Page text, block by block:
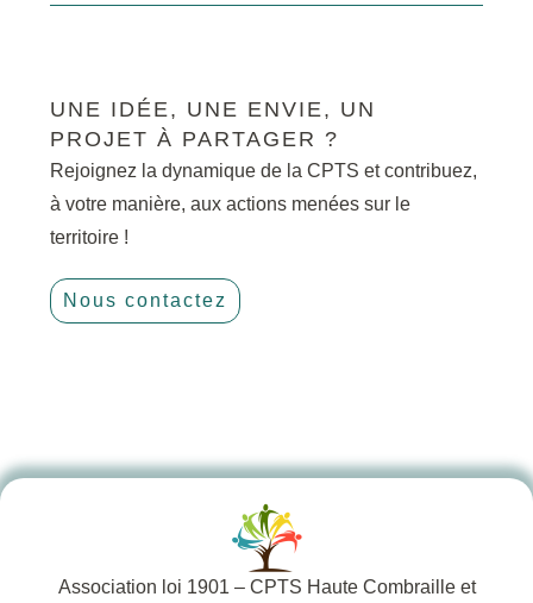
UNE IDÉE, UNE ENVIE, UN
PROJET À PARTAGER ?
Rejoignez la dynamique de la CPTS et contribuez,
à votre manière, aux actions menées sur le
territoire !
Nous contactez
Association loi 1901 – CPTS Haute Combraille et